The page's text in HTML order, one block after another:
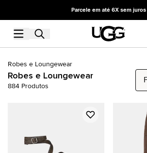
Parcele em até 6X sem juros
Robes e Loungewear
Robes e Loungewear
884 Produtos